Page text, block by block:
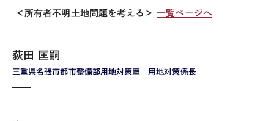
＜所有者不明土地問題を考える＞一覧ページへ
三重県名張市都市整備部用地対策室 用地対策係長
荻田 匡嗣